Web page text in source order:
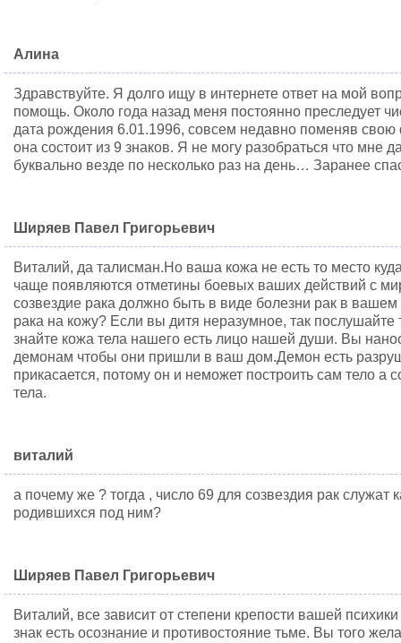
Алина
Здравствуйте. Я долго ищу в интернете ответ на мой
помощь. Около года назад меня постоянно преследует
дата рождения 6.01.1996, совсем недавно поменяв
она состоит из 9 знаков. Я не могу разобраться что мне
буквально везде по несколько раз на день… Заранее
Ширяев Павел Григорьевич
Виталий, да талисман.Но ваша кожа не есть то место
чаще появляются отметины боевых ваших действий с
созвездие рака должно быть в виде болезни рак в
рака на кожу? Если вы дитя неразумное, так послушайте
знайте кожа тела нашего есть лицо нашей души. Вы
демонам чтобы они пришли в ваш дом.Демон есть
прикасается, потому он и неможет построить сам тело а
тела.
виталий
а почему же ? тогда , число 69 для созвездия рак служат
родившихся под ним?
Ширяев Павел Григорьевич
Виталий, все зависит от степени крепости вашей
знак есть осознание и противостояние тьме. Вы того